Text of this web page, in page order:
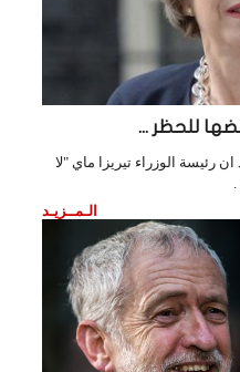
للحظر ...
ان رئيسة الوزراء تيريزا ماي "لا
الـمــزيـد